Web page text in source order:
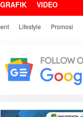
VIDEO
Lifestyle Promosi